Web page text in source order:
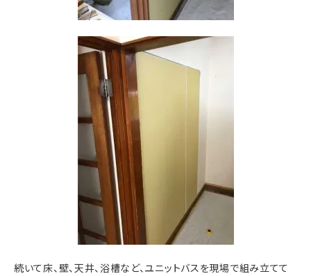
続いて床、壁、天井、浴槽など、ユニットバスを現場で組み立てて